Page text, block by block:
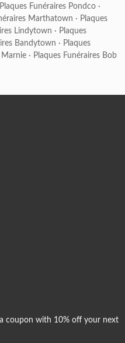
Plaques Funéraires Pondco ·
Marthatown · Plaques
Lindytown · Plaques
Bandytown · Plaques
Marnie · Plaques Funéraires Bob
coupon with 10% off your next